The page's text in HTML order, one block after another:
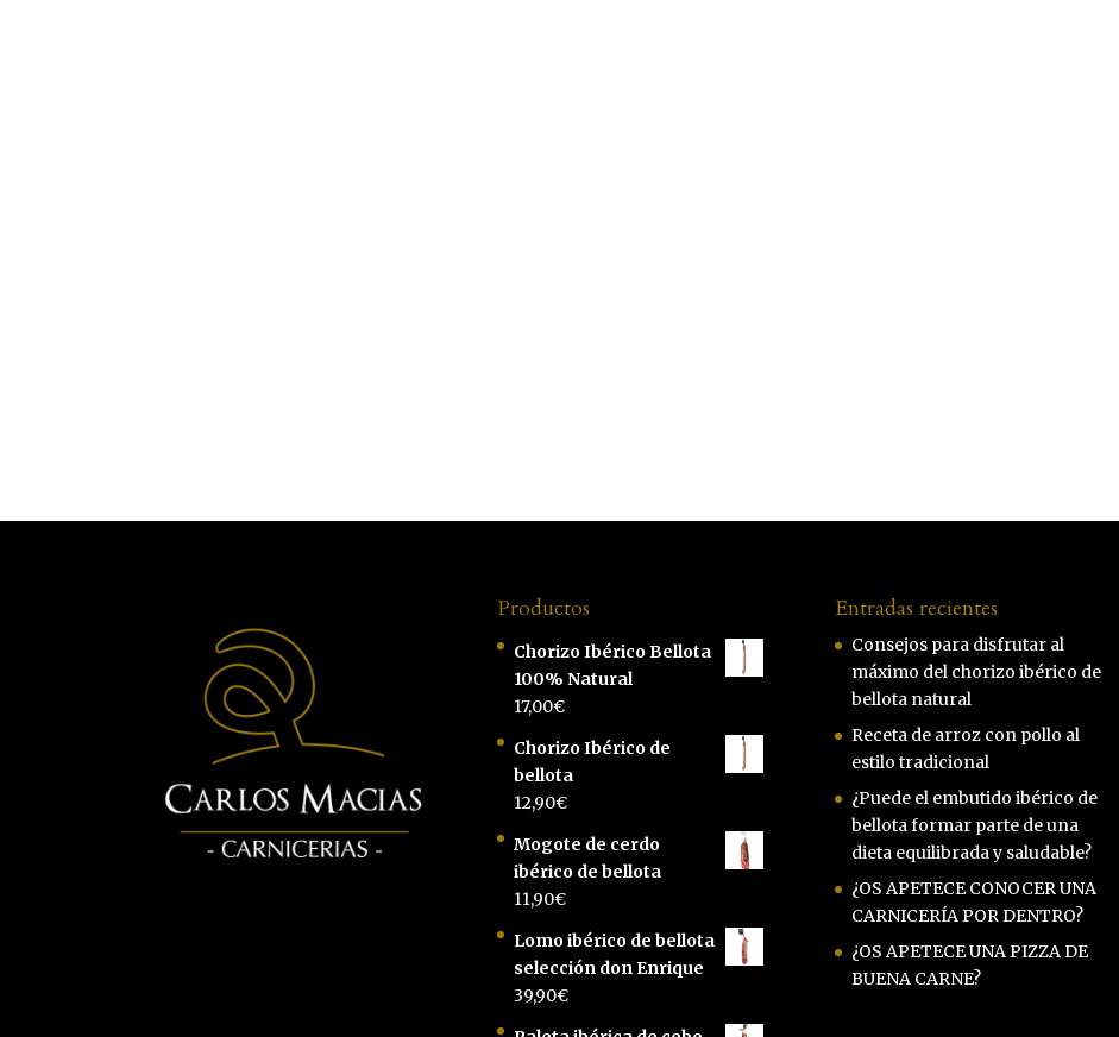
Productos
Chorizo Ibérico Bellota
100% Natural
17,00€
Chorizo Ibérico de
bellota
12,90€
Mogote de cerdo
ibérico de bellota
11,90€
Lomo ibérico de bellota
selección don Enrique
39,90€
Entradas recientes
Consejos para disfrutar al
máximo del chorizo ibérico de
bellota natural
Receta de arroz con pollo al
estilo tradicional
¿Puede el embutido ibérico de
bellota formar parte de una
dieta equilibrada y saludable?
¿OS APETECE CONOCER UNA
CARNICERÍA POR DENTRO?
¿OS APETECE UNA PIZZA DE
BUENA CARNE?